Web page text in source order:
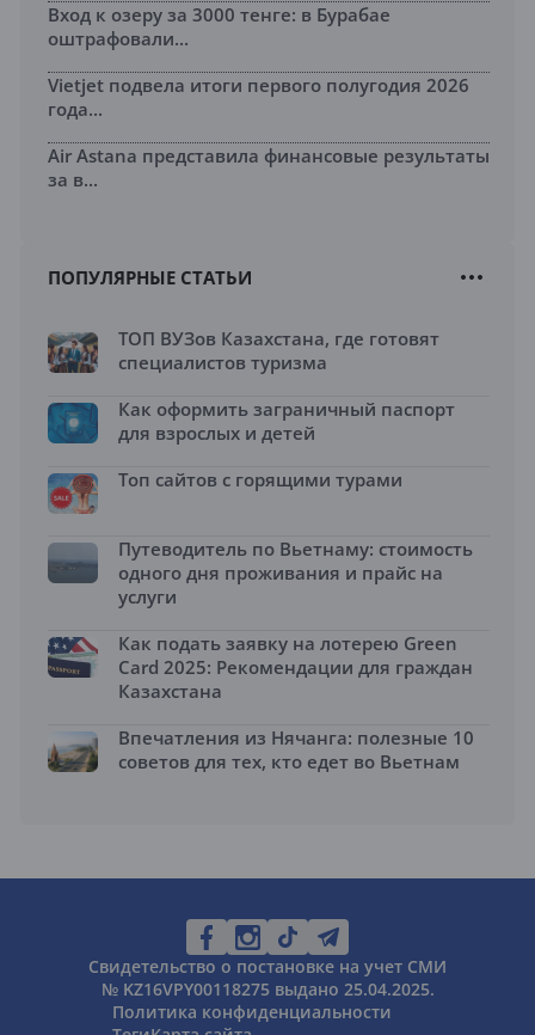
Вход к озеру за 3000 тенге: в Бурабае
оштрафовали...
Vietjet подвела итоги первого полугодия 2026
года...
Air Astana представила финансовые результаты
за в...
ПОПУЛЯРНЫЕ СТАТЬИ
ТОП ВУЗов Казахстана, где готовят
специалистов туризма
Как оформить заграничный паспорт
для взрослых и детей
Топ сайтов с горящими турами
Путеводитель по Вьетнаму: стоимость
одного дня проживания и прайс на
услуги
Как подать заявку на лотерею Green
Card 2025: Рекомендации для граждан
Казахстана
Впечатления из Нячанга: полезные 10
советов для тех, кто едет во Вьетнам
Свидетельство о постановке на учет СМИ
№ KZ16VPY00118275 выдано 25.04.2025.
Политика конфиденциальности